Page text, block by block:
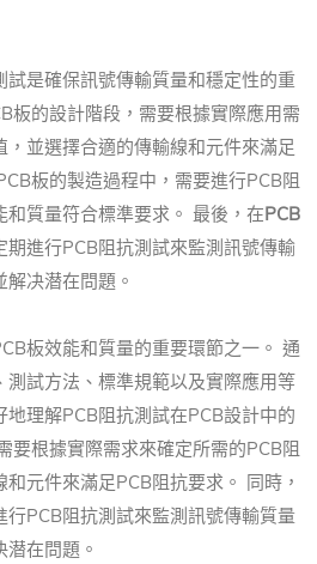
試是確保訊號傳輸質量和穩定性的重
板的設計階段，需要根據實際應用需
，並選擇合適的傳輸線和元件來滿足
板的製造過程中，需要進行PCB阻
質量符合標準要求。 最後，在PCB
進行PCB阻抗測試來監測訊號傳輸
决潜在問題。
板效能和質量的重要環節之一。 通
測試方法、標準規範以及實際應用等
理解PCB阻抗測試在PCB設計中的
要根據實際需求來確定所需的PCB阻
元件來滿足PCB阻抗要求。 同時，
PCB阻抗測試來監測訊號傳輸質量
在問題。